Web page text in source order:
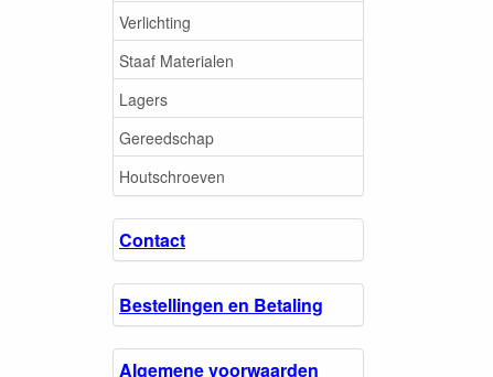
Verlichting
Staaf Materialen
Lagers
Gereedschap
Houtschroeven
Contact
Bestellingen en Betaling
Algemene voorwaarden